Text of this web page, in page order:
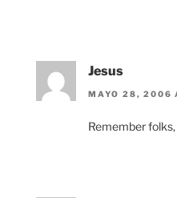
Jesus
MAYO 28, 2006
Remember folks,